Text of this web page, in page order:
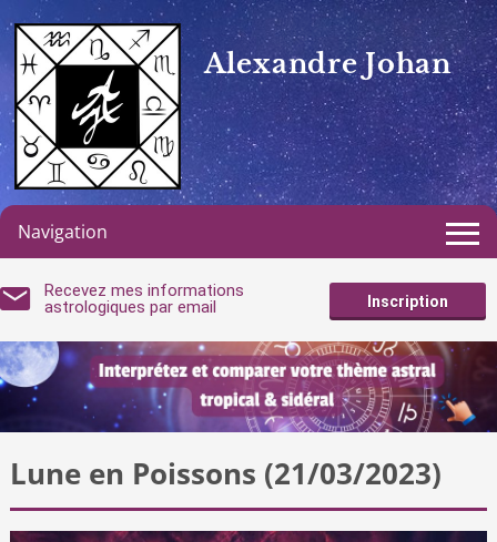
Alexandre Johan
Navigation
Recevez mes informations
astrologiques par email
Inscription
Lune en Poissons (21/03/2023)